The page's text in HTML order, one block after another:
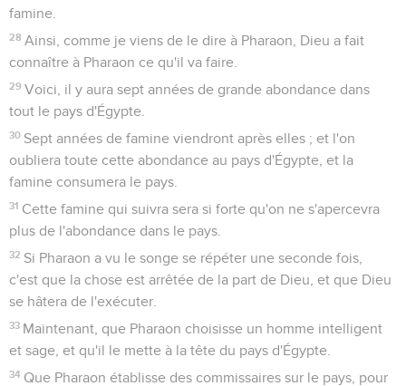
famine.
28 Ainsi, comme je viens de le dire à Pharaon, Dieu a fait
connaître à Pharaon ce qu'il va faire.
29 Voici, il y aura sept années de grande abondance dans
tout le pays d'Égypte.
30 Sept années de famine viendront après elles ; et l'on
oubliera toute cette abondance au pays d'Égypte, et la
famine consumera le pays.
31 Cette famine qui suivra sera si forte qu'on ne s'apercevra
plus de l'abondance dans le pays.
32 Si Pharaon a vu le songe se répéter une seconde fois,
c'est que la chose est arrêtée de la part de Dieu, et que Dieu
se hâtera de l'exécuter.
33 Maintenant, que Pharaon choisisse un homme intelligent
et sage, et qu'il le mette à la tête du pays d'Égypte.
34 Que Pharaon établisse des commissaires sur le pays, pour